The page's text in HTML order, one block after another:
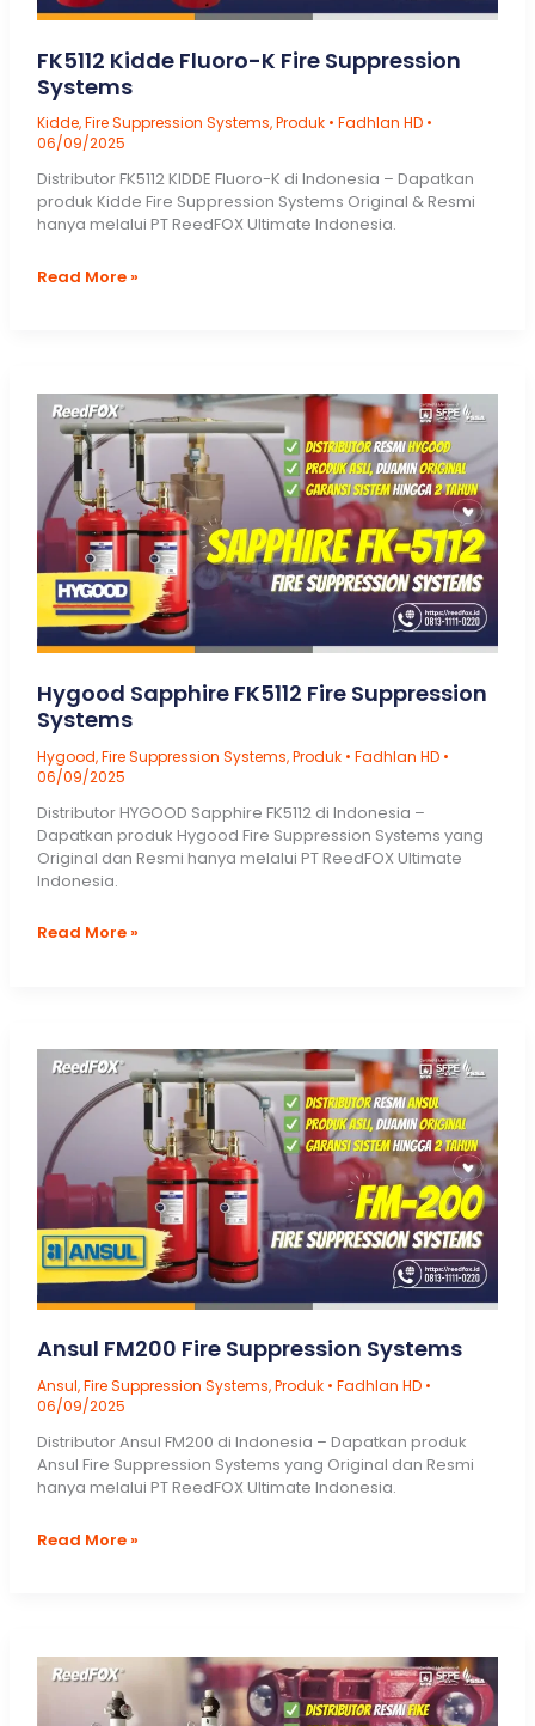
FK5112 Kidde Fluoro-K Fire Suppression
Systems
Kidde,Fire Suppression Systems,Produk• Fadhlan HD •
06/09/2025
Distributor FK5112 KIDDE Fluoro-K di Indonesia – Dapatkan
produk Kidde Fire Suppression Systems Original & Resmi
hanya melalui PT ReedFOX Ultimate Indonesia.
FK5112
Suppression
Systems
Read More »
Hygood Sapphire FK5112 Fire Suppression
Systems
Hygood,Fire Suppression Systems,Produk• Fadhlan HD •
06/09/2025
Distributor HYGOOD Sapphire FK5112 di Indonesia –
Dapatkan produk Hygood Fire Suppression Systems yang
Original dan Resmi hanya melalui PT ReedFOX Ultimate
Indonesia.
Hygood
Systems
Read More »
Ansul FM200 Fire Suppression Systems
Ansul,Fire Suppression Systems,Produk• Fadhlan HD •
06/09/2025
Distributor Ansul FM200 di Indonesia – Dapatkan produk
Ansul Fire Suppression Systems yang Original dan Resmi
hanya melalui PT ReedFOX Ultimate Indonesia.
Ansul
Read More »